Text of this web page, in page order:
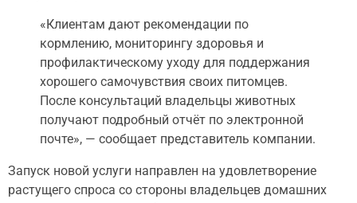
«Клиентам дают рекомендации по
кормлению, мониторингу здоровья и
профилактическому уходу для поддержания
хорошего самочувствия своих питомцев.
После консультаций владельцы животных
получают подробный отчёт по электронной
почте», — сообщает представитель компании.
Запуск новой услуги направлен на удовлетворение
растущего спроса со стороны владельцев домашних